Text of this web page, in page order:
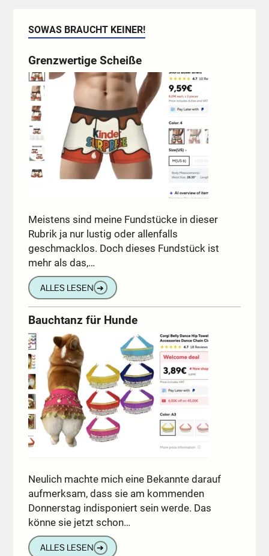
SOWAS BRAUCHT KEINER!
Grenzwertige Scheiße
Meistens sind meine Fundstücke in dieser
Rubrik ja nur lustig oder allenfalls
geschmacklos. Doch dieses Fundstück ist
mehr als das,…
ALLES LESEN ➔
Bauchtanz für Hunde
Neulich machte mich eine Bekannte darauf
aufmerksam, dass sie am kommenden
Donnerstag indisponiert sein werde. Das
könne sie jetzt schon…
ALLES LESEN ➔